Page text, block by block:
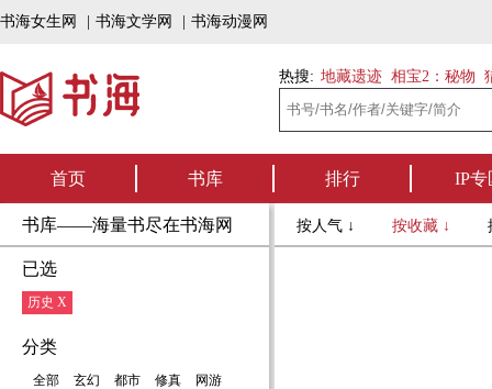
书海女生网 书海文学网 书海动漫网
热搜: 地藏遗迹 相宝2：秘物
首页 书库 排行 IP专
书库——海量书尽在书海网
已选
历史 X
分类
全部 玄幻 都市 修真 网游
按人气 ↓ 按收藏 ↓